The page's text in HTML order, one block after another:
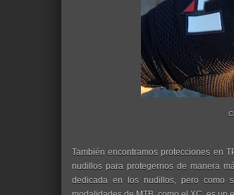
También encontramos protecciones en
nudillos para protegernos de manera
dedicada en los nudillos, pero como